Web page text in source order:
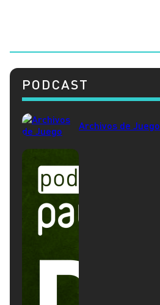
PODCAST
Archivos de Juego